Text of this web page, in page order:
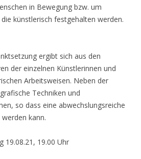
in Bewegung bzw. um
künstlerisch festgehalten werden.
ergibt sich aus den
der einzelnen Künstlerinnen und
Arbeitsweisen. Neben der
Techniken und
so dass eine abwechslungsreiche
kann.
19.08.21, 19.00 Uhr